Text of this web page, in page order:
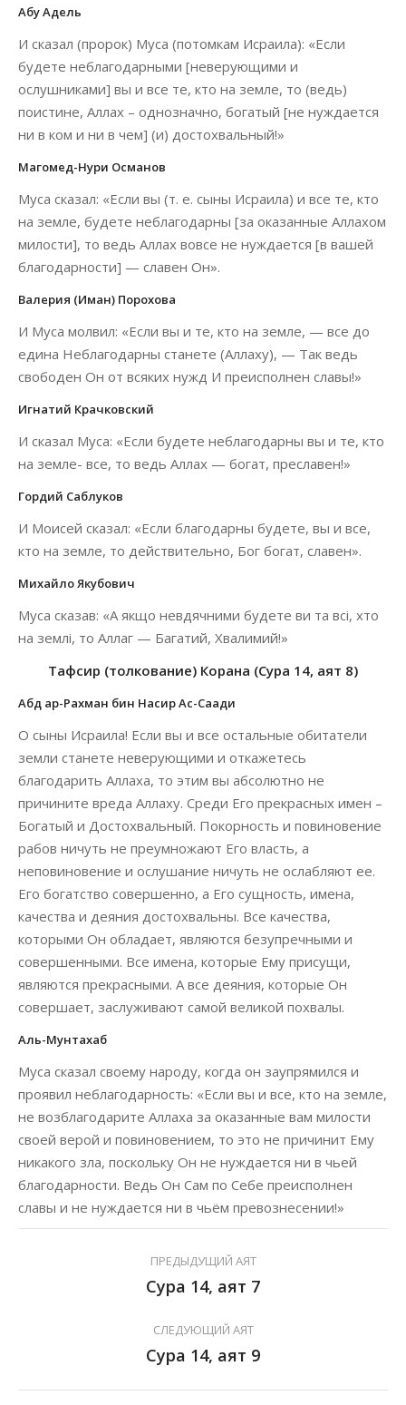
Абу Адель
И сказал (пророк) Муса (потомкам Исраила): «Если
будете неблагодарными [неверующими и
ослушниками] вы и все те, кто на земле, то (ведь)
поистине, Аллах – однозначно, богатый [не нуждается
ни в ком и ни в чем] (и) достохвальный!»
Магомед-Нури Османов
Муса сказал: «Если вы (т. е. сыны Исраила) и все те, кто
на земле, будете неблагодарны [за оказанные Аллахом
милости], то ведь Аллах вовсе не нуждается [в вашей
благодарности] — славен Он».
Валерия (Иман) Порохова
И Муса молвил: «Если вы и те, кто на земле, — все до
едина Неблагодарны станете (Аллаху), — Так ведь
свободен Он от всяких нужд И преисполнен славы!»
Игнатий Крачковский
И сказал Муса: «Если будете неблагодарны вы и те, кто
на земле- все, то ведь Аллах — богат, преславен!»
Гордий Саблуков
И Моисей сказал: «Если благодарны будете, вы и все,
кто на земле, то действительно, Бог богат, славен».
Михайло Якубович
Муса сказав: «А якщо невдячними будете ви та всі, хто
на землі, то Аллаг — Багатий, Хвалимий!»
Тафсир (толкование) Корана (Сура 14, аят 8)
Абд ар-Рахман бин Насир Ас-Саади
О сыны Исраила! Если вы и все остальные обитатели
земли станете неверующими и откажетесь
благодарить Аллаха, то этим вы абсолютно не
причините вреда Аллаху. Среди Его прекрасных имен –
Богатый и Достохвальный. Покорность и повиновение
рабов ничуть не преумножают Его власть, а
неповиновение и ослушание ничуть не ослабляют ее.
Его богатство совершенно, а Его сущность, имена,
качества и деяния достохвальны. Все качества,
которыми Он обладает, являются безупречными и
совершенными. Все имена, которые Ему присущи,
являются прекрасными. А все деяния, которые Он
совершает, заслуживают самой великой похвалы.
Аль-Мунтахаб
Муса сказал своему народу, когда он заупрямился и
проявил неблагодарность: «Если вы и все, кто на земле,
не возблагодарите Аллаха за оказанные вам милости
своей верой и повиновением, то это не причинит Ему
никакого зла, поскольку Он не нуждается ни в чьей
благодарности. Ведь Он Сам по Себе преисполнен
славы и не нуждается ни в чьём превознесении!»
ПРЕДЫДУЩИЙ АЯТ
Сура 14, аят 7
СЛЕДУЮЩИЙ АЯТ
Сура 14, аят 9